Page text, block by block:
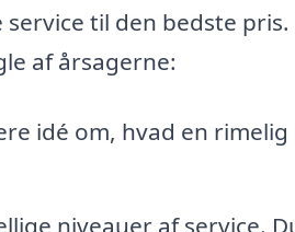
til den bedste pris.
af årsagerne:
idé om, hvad en rimelig
niveauer af service.